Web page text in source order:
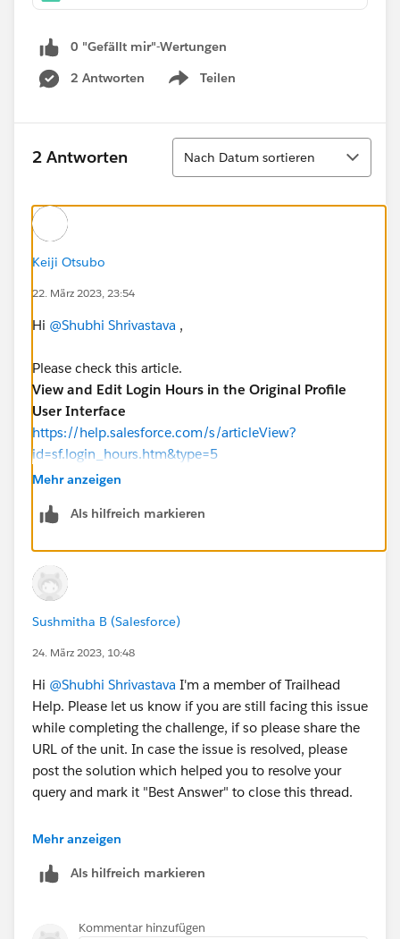
0 "Gefällt mir"-Wertungen
2 Antworten
Teilen
Show menu
2 Antworten
Sortieren
Nach Datum sortieren
Keiji Otsubo
22. März 2023, 23:54
Hi @Shubhi Shrivastava ,
Please check this article.
View and Edit Login Hours in the Original Profile
User Interface
https://help.salesforce.com/s/articleView?
id=sf.login_hours.htm&type=5
Mehr anzeigen
Als hilfreich markieren
Sushmitha B (Salesforce)
24. März 2023, 10:48
Hi @Shubhi Shrivastava I'm a member of Trailhead
Help. Please let us know if you are still facing this issue
while completing the challenge, if so please share the
URL of the unit. In case the issue is resolved, please
post the solution which helped you to resolve your
query and mark it "Best Answer" to close this thread.
Thank you!
Mehr anzeigen
Als hilfreich markieren
Kommentar hinzufügen